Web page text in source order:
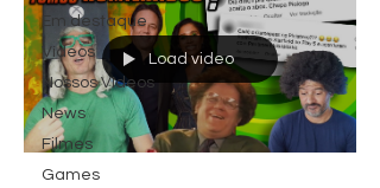
Em destaque
Vídeos
Nossos Vídeos
News
Filmes
Games
Load video